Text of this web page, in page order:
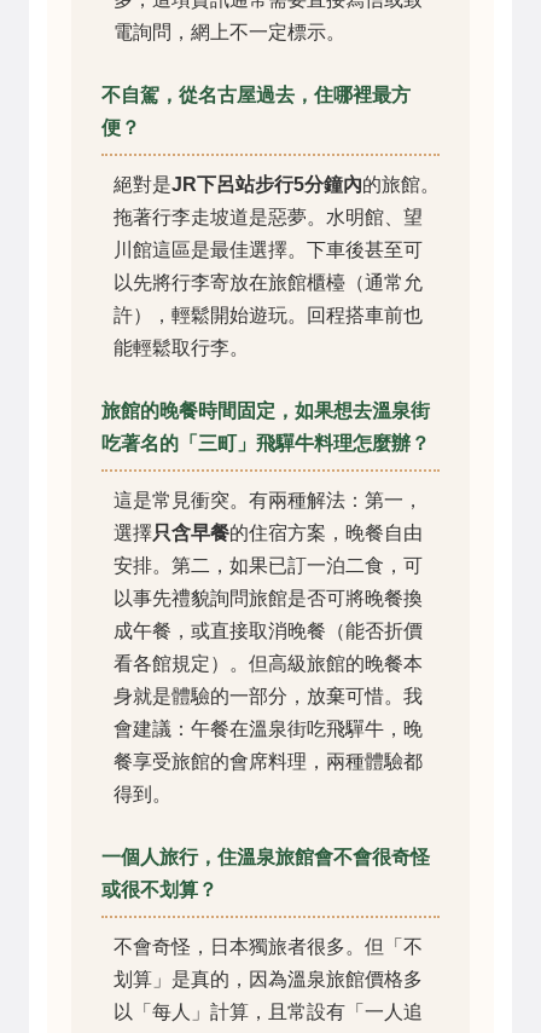
電詢問，網上不一定標示。
不自駕，從名古屋過去，住哪裡最方
便？
絕對是JR下呂站步行5分鐘內的旅館。
拖著行李走坡道是惡夢。水明館、望
川館這區是最佳選擇。下車後甚至可
以先將行李寄放在旅館櫃檯（通常允
許），輕鬆開始遊玩。回程搭車前也
能輕鬆取行李。
旅館的晚餐時間固定，如果想去溫泉街
吃著名的「三町」飛驒牛料理怎麼辦？
這是常見衝突。有兩種解法：第一，
選擇只含早餐的住宿方案，晚餐自由
安排。第二，如果已訂一泊二食，可
以事先禮貌詢問旅館是否可將晚餐換
成午餐，或直接取消晚餐（能否折價
看各館規定）。但高級旅館的晚餐本
身就是體驗的一部分，放棄可惜。我
會建議：午餐在溫泉街吃飛驒牛，晚
餐享受旅館的會席料理，兩種體驗都
得到。
一個人旅行，住溫泉旅館會不會很奇怪
或很不划算？
不會奇怪，日本獨旅者很多。但「不
划算」是真的，因為溫泉旅館價格多
以「每人」計算，且常設有「一人追